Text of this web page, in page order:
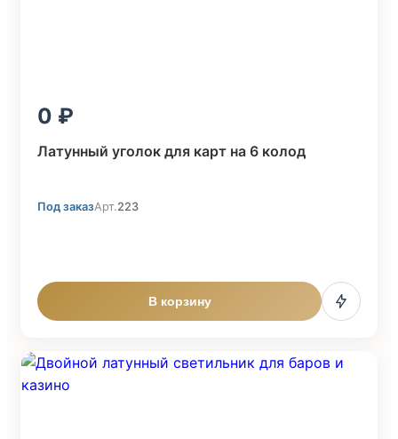
0
Латунный уголок для карт на 6 колод
Под заказАрт. 223
В корзину